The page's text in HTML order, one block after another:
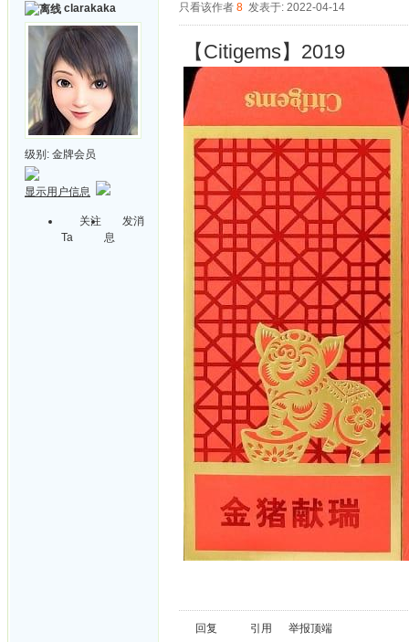
clarakaka
级别: 金牌会员
显示用户信息
关注
Ta
发消
息
只看该作者 8 发表于: 2022-04-14
【Citigems】2019
回复 引用 举报顶端